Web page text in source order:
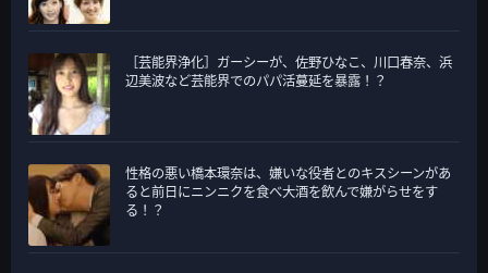
［芸能界浄化］ガーシーが、佐野ひなこ、川口春奈、浜
辺美波など芸能界でのパパ活蔓延を暴露！？
性格の悪い橋本環奈は、嫌いな役者とのキスシーンがあ
ると前日にニンニクを食べ大酒を飲んで嫌がらせをす
る！？